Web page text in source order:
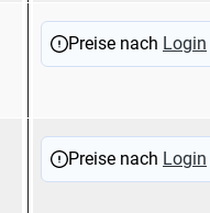
Preise nach Login
Preise nach Login